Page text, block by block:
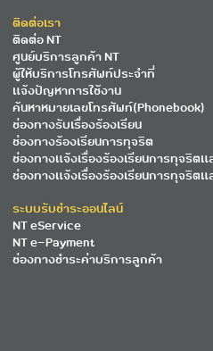
ติดต่อเรา
ติดต่อ NT
ศูนย์บริการลูกค้า NT
ผู้ให้บริการโทรศัพท์ประจำที่
แจ้งปัญหาการใช้งาน
ค้นหาหมายเลขโทรศัพท์(Phonebook)
ช่องทางรับเรื่องร้องเรียน
ช่องทางร้องเรียนการทุจริต
ช่องทางแจ้งเรื่องร้องเรียนการทุจริต
ช่องทางแจ้งเรื่องร้องเรียนการทุจริต
ระบบรับชำระออนไลน์
NT eService
NT e-Payment
ช่องทางชำระค่าบริการลูกค้า